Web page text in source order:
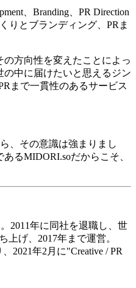
Branding
PR Direction
りとブランディング、 PR ま
方向性を変えたことによっ
中に届けたいと思えるジン
まで一貫性のあるサービス
、その意識は強まりまし
あるMIDORI.soだからこそ、
2011年に同社を退職し、世
上げ、 2017年まで運営。
2021年2 月に"Creative / PR